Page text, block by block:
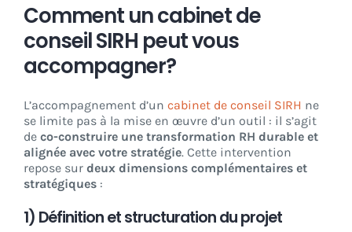
Comment un cabinet de
conseil SIRH peut vous
accompagner?
L’accompagnement d’un cabinet de conseil SIRH ne
se limite pas à la mise en œuvre d’un outil : il s’agit
de co-construire une transformation RH durable et
alignée avec votre stratégie. Cette intervention
repose sur deux dimensions complémentaires et
stratégiques :
1) Définition et structuration du projet